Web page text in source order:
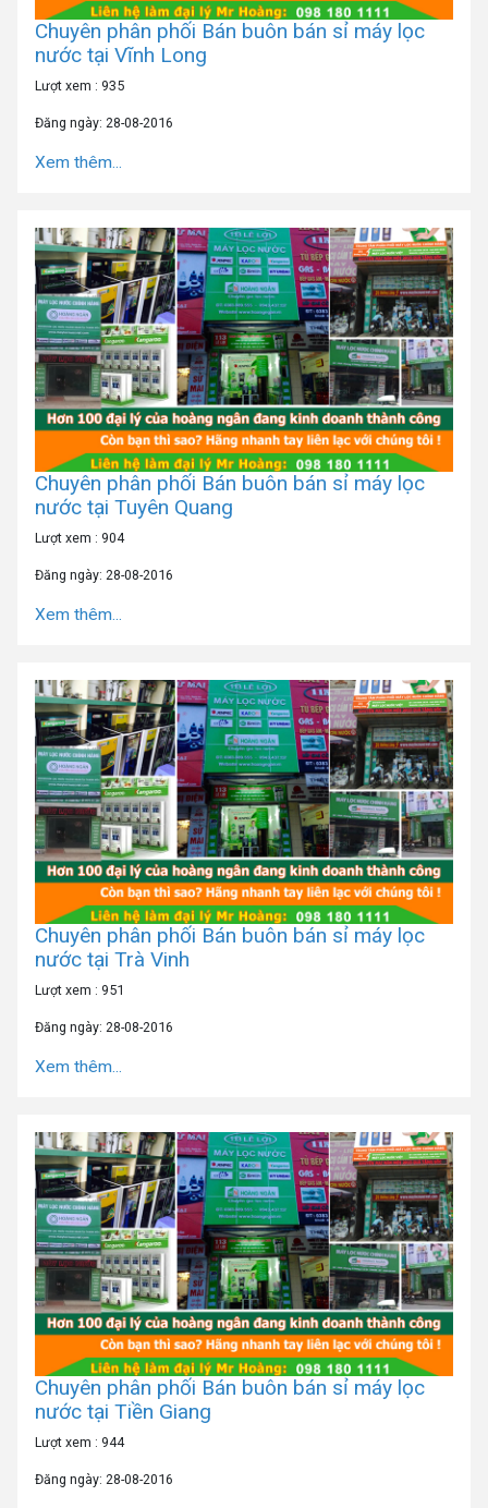
Chuyên phân phối Bán buôn bán sỉ máy lọc
nước tại Vĩnh Long
Lượt xem : 935
Đăng ngày: 28-08-2016
Xem thêm...
Chuyên phân phối Bán buôn bán sỉ máy lọc
nước tại Tuyên Quang
Lượt xem : 904
Đăng ngày: 28-08-2016
Xem thêm...
Chuyên phân phối Bán buôn bán sỉ máy lọc
nước tại Trà Vinh
Lượt xem : 951
Đăng ngày: 28-08-2016
Xem thêm...
Chuyên phân phối Bán buôn bán sỉ máy lọc
nước tại Tiền Giang
Lượt xem : 944
Đăng ngày: 28-08-2016